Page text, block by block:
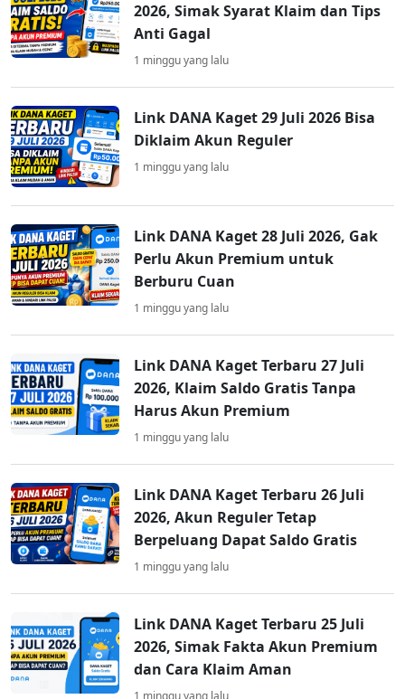
2026, Simak Syarat Klaim dan Tips
Anti Gagal
1 minggu yang lalu
Link DANA Kaget 29 Juli 2026 Bisa
Diklaim Akun Reguler
1 minggu yang lalu
Link DANA Kaget 28 Juli 2026, Gak
Perlu Akun Premium untuk
Berburu Cuan
1 minggu yang lalu
Link DANA Kaget Terbaru 27 Juli
2026, Klaim Saldo Gratis Tanpa
Harus Akun Premium
1 minggu yang lalu
Link DANA Kaget Terbaru 26 Juli
2026, Akun Reguler Tetap
Berpeluang Dapat Saldo Gratis
1 minggu yang lalu
Link DANA Kaget Terbaru 25 Juli
2026, Simak Fakta Akun Premium
dan Cara Klaim Aman